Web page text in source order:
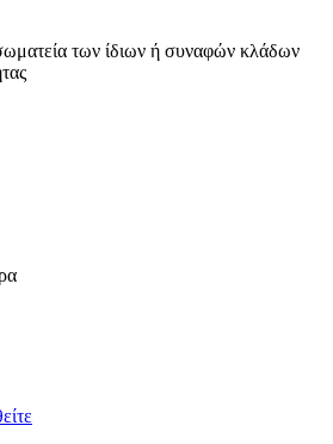
των ίδιων ή συναφών κλάδων